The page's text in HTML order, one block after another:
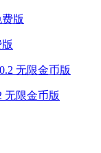
无限金币版